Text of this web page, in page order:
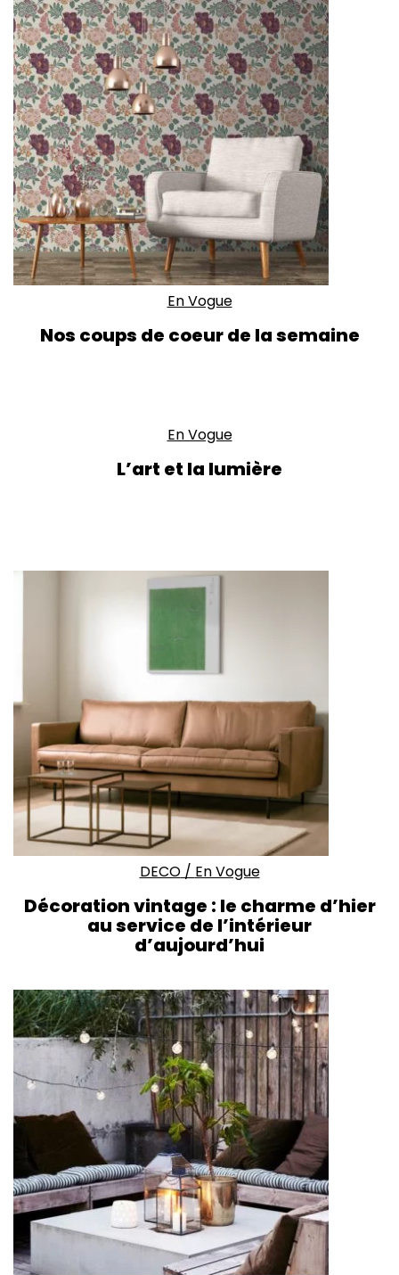
En Vogue
Nos coups de coeur de la semaine
En Vogue
L’art et la lumière
DECO/ En Vogue
Décoration vintage : le charme d’hier
au service de l’intérieur
d’aujourd’hui